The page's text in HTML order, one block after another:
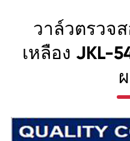
วาล์วตรวจ
เหลือง JKL-